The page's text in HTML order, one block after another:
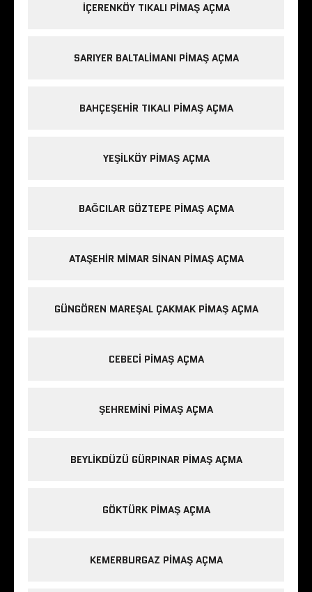
IÇERENKÖY TIKALI PIMAŞ AÇMA
SARIYER BALTALIMANI PIMAŞ AÇMA
BAHÇEŞEHIR TIKALI PIMAŞ AÇMA
YEŞILKÖY PIMAŞ AÇMA
BAĞCILAR GÖZTEPE PIMAŞ AÇMA
ATAŞEHIR MIMAR SINAN PIMAŞ AÇMA
GÜNGÖREN MAREŞAL ÇAKMAK PIMAŞ AÇMA
CEBECI PIMAŞ AÇMA
ŞEHREMINI PIMAŞ AÇMA
BEYLIKDÜZÜ GÜRPINAR PIMAŞ AÇMA
GÖKTÜRK PIMAŞ AÇMA
KEMERBURGAZ PIMAŞ AÇMA